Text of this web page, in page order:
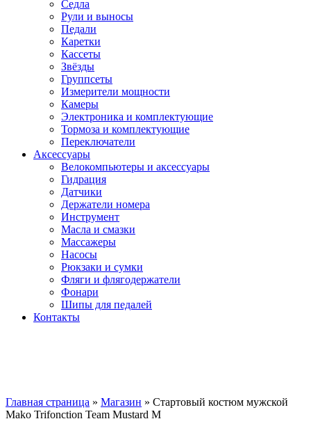
Седла
Рули и выносы
Педали
Каретки
Кассеты
Звёзды
Группсеты
Измерители мощности
Камеры
Электроника и комплектующие
Тормоза и комплектующие
Переключатели
Аксессуары
Велокомпьютеры и аксессуары
Гидрация
Датчики
Держатели номера
Инструмент
Масла и смазки
Массажеры
Насосы
Рюкзаки и сумки
Фляги и флягодержатели
Фонари
Шипы для педалей
Контакты
Главная страница » Магазин » Стартовый костюм мужской
Mako Trifonction Team Mustard M